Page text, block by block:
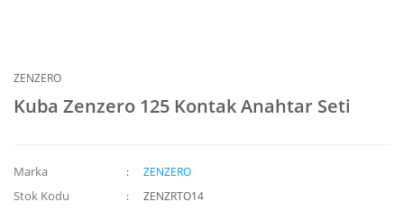
ZENZERO
Kuba Zenzero 125 Kontak Anahtar Seti
Marka ZENZERO
Stok Kodu ZENZRTO14